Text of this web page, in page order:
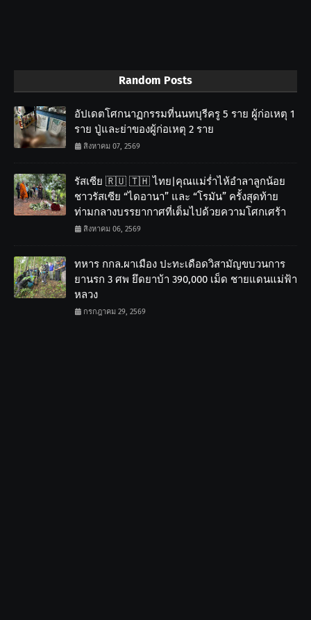
Random Posts
อัปเดตโศกนาฏกรรมที่นนทบุรีครู 5 ราย ผู้ก่อเหตุ 1
ราย ปู่และย่าของผู้ก่อเหตุ 2 ราย
สิงหาคม 07, 2569
รัสเซีย 🇷🇺 🇹🇭 ไทย|คุณแม่ร่ำไห้อำลาลูกน้อย
ชาวรัสเซีย “ไดอานา” และ “โรมัน” ครั้งสุดท้าย
ท่ามกลางบรรยากาศที่เต็มไปด้วยความโศกเศร้า
สิงหาคม 06, 2569
ทหาร กกล.ผาเมือง ปะทะเดือดวิสามัญขบวนการ
ยานรก 3 ศพ ยึดยาบ้า 390,000 เม็ด ชายแดนแม่ฟ้า
หลวง
กรกฎาคม 29, 2569